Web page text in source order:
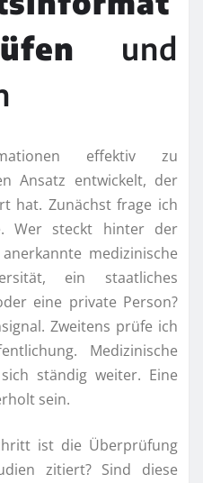
und
effektiv zu
Ansatz entwickelt, der
hat. Zunächst frage ich
Wer steckt hinter der
medizinische
ein staatliches
eine private Person?
Zweitens prüfe ich
Medizinische
ständig weiter. Eine
sein.
ist die Überprüfung
zitiert? Sind diese